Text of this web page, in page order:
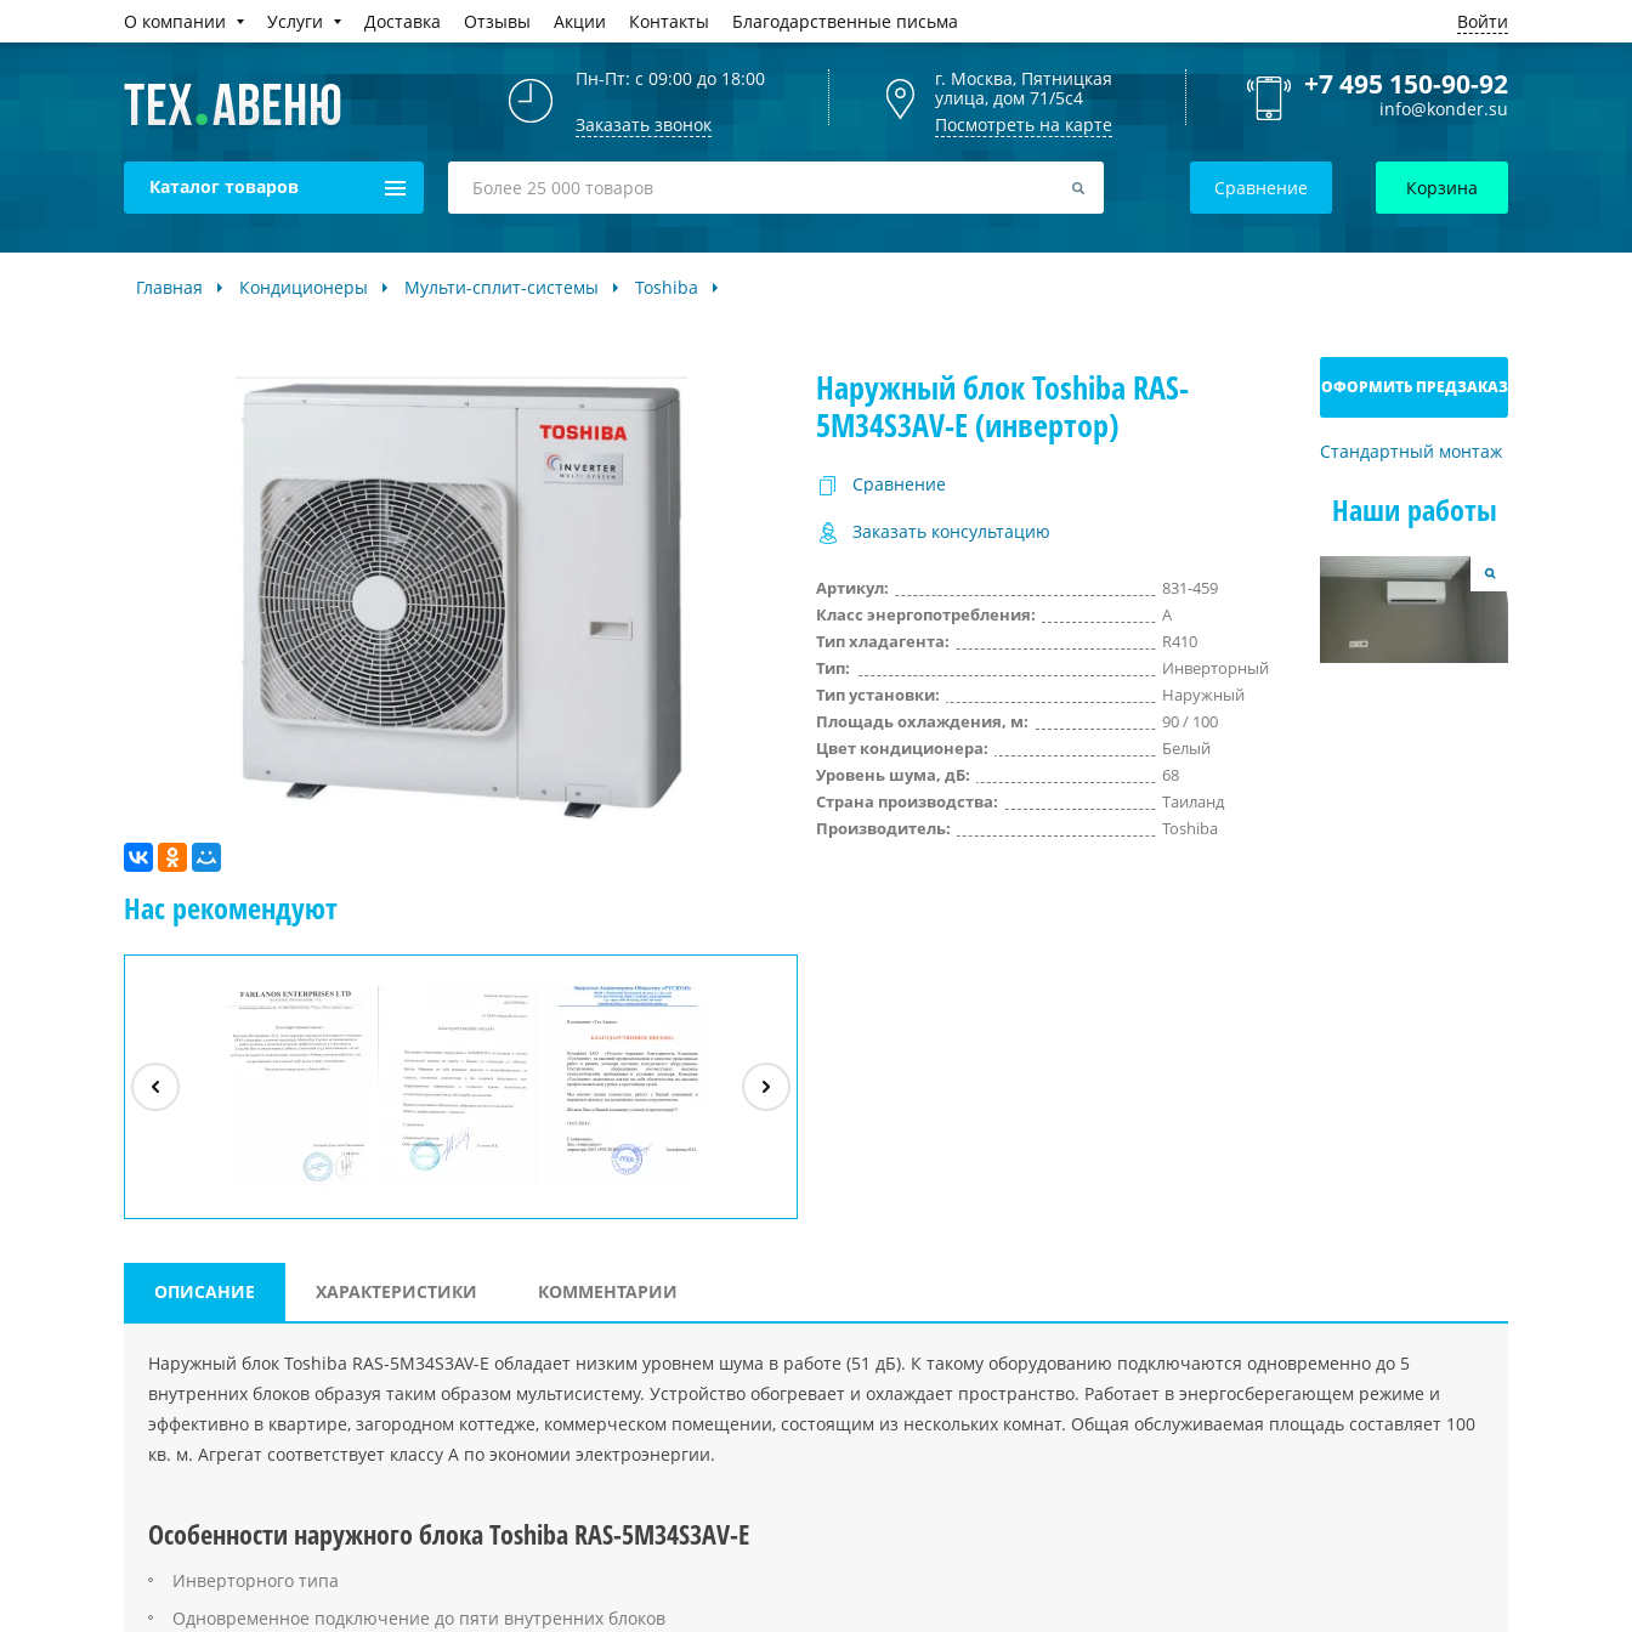
О компании Услуги Доставка Отзывы Акции Контакты Благодарственные письма Войти
Пн-Пт: с 09:00 до 18:00
Заказать звонок
г. Москва, Пятницкая
улица, дом 71/5с4
Посмотреть на карте
+7 495 150-90-92
info@konder.su
Каталог товаров Сравнение Корзина
Главная Кондиционеры Мульти-сплит-системы Toshiba
Нас рекомендуют
">
Код PHP ">
"МидасМеталлАрт" PHP ">
Код PHP ">
Наружный блок Toshiba RAS-
5M34S3AV-E (инвертор)
Сравнение
Заказать консультацию
Артикул:
831-459
Класс энергопотребления:
A
Тип хладагента:
R410
Тип:
Инверторный
Тип установки:
Наружный
Площадь охлаждения, м:
90 / 100
Цвет кондиционера:
Белый
Уровень шума, дБ:
68
Страна производства:
Таиланд
Производитель:
Toshiba
ОФОРМИТЬ ПРЕДЗАКАЗ
Стандартный монтаж
Наши работы
ОПИСАНИЕ ХАРАКТЕРИСТИКИ КОММЕНТАРИИ
Наружный блок Toshiba RAS-5M34S3AV-E обладает низким уровнем шума в работе (51 дБ). К такому оборудованию подключаются одновременно до 5
внутренних блоков образуя таким образом мультисистему. Устройство обогревает и охлаждает пространство. Работает в энергосберегающем режиме и
эффективно в квартире, загородном коттедже, коммерческом помещении, состоящим из нескольких комнат. Общая обслуживаемая площадь составляет 100
кв. м. Агрегат соответствует классу А по экономии электроэнергии.
Особенности наружного блока Toshiba RAS-5M34S3AV-E
Инверторного типа
Одновременное подключение до пяти внутренних блоков